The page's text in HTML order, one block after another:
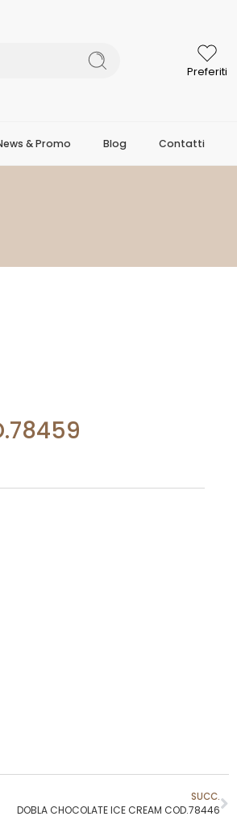
Preferiti
& Promo Blog Contatti
SUCC.
DOBLA CHOCOLATE ICE CREAM COD.78446